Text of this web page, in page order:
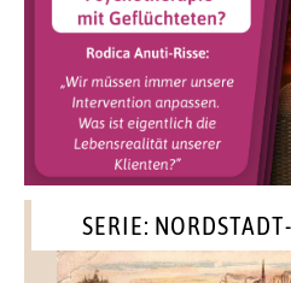
SERIE: